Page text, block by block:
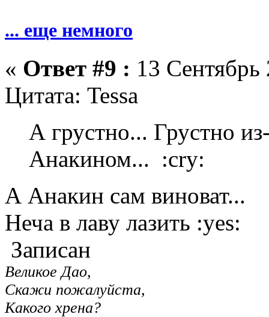
... еще немного
« Ответ #9 : 13
Цитата: Tessa
А грустно... Грустно
Анакином... :cry:
А Анакин сам виноват...
Неча в лаву лазить :yes:
Записан
Великое Дао,
Скажи пожалуйста,
Какого хрена?